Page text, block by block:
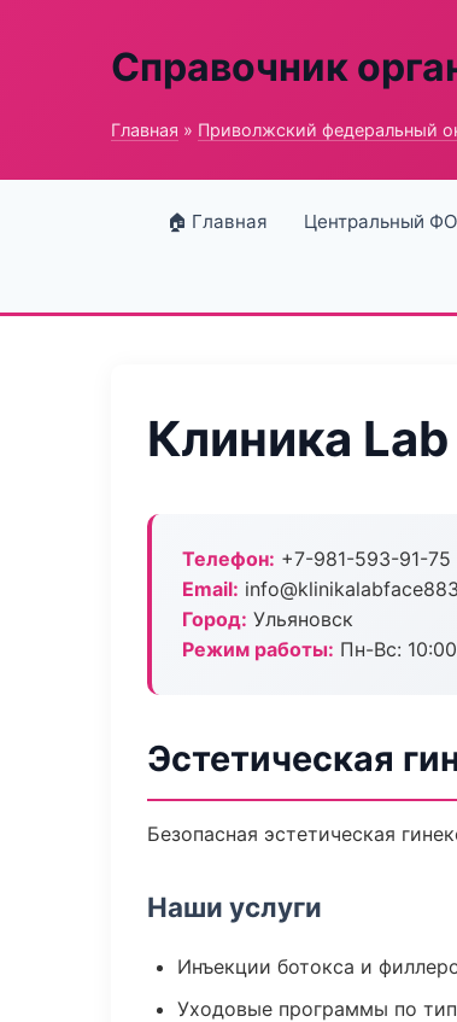
Справочник
Главная » Приволжский федеральный
🏠 Главная Центральный ФО
Клиника
Телефон: +7-981-593-91-75
Email:
Город: Ульяновск
Режим работы: Пн-Вс:
Эстетическая
Безопасная эстетическая
Наши услуги
Инъекции ботокса и
Уходовые программы по